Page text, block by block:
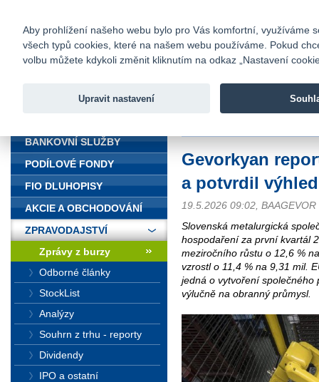
Fio banka
Fio banka
Gevorkyan
a potvrdil výhled
19.5.2026 09:02, BAAGEVOR
Slovenská metalurgická
hospodaření za první kvartál
meziročního růstu o 12,6 %
vzrostl o 11,4 % na 9,31 mil.
jedná o vytvoření společného
výlučně na obranný průmysl.
BANKOVNÍ SLUŽBY
PODÍLOVÉ FONDY
FIO DLUHOPISY
AKCIE A OBCHODOVÁNÍ
ZPRAVODAJSTVÍ
Zprávy z burzy
Odborné články
StockList
Analýzy
Souhrn z trhu - reporty
Dividendy
IPO a ostatní
Aby prohlížení našeho webu bylo pro Vás komfortní, využíváme
všech typů cookies, které na našem webu používáme. Pokud
volbu můžete kdykoli změnit kliknutím na odkaz „Nastavení
Upravit nastavení